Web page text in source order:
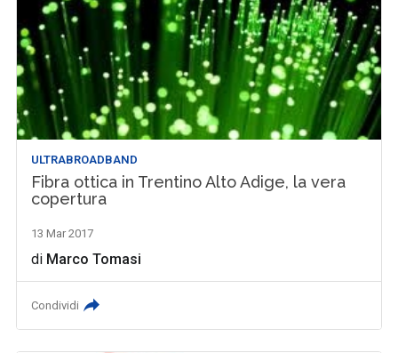
ULTRABROADBAND
Fibra ottica in Trentino Alto Adige, la vera
copertura
13 Mar 2017
di Marco Tomasi
Condividi